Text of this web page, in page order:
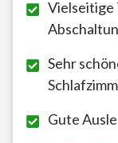
Vielseitige
Sehr
Gute